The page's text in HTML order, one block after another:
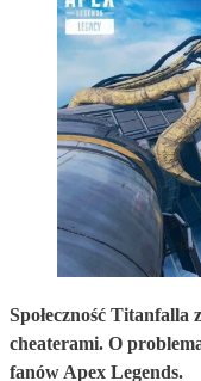
Społeczność Titanfalla
cheaterami. O
fanów Apex Legends.